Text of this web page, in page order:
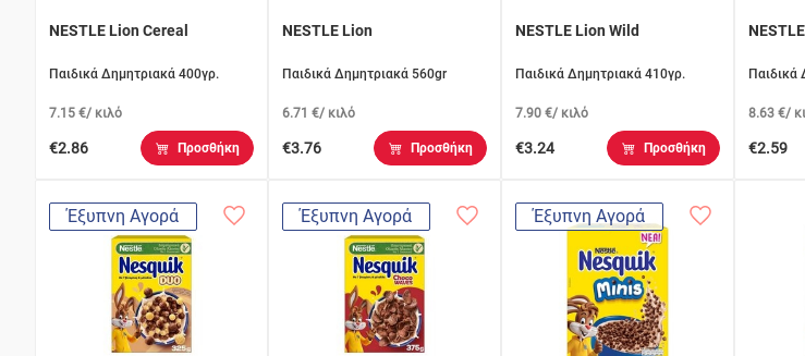
NESTLE Lion Cereal
Παιδικά Δημητριακά 400γρ.
7.15 €/ κιλό
€2.86 Προσθήκη
NESTLE Lion
Παιδικά Δημητριακά 560gr
6.71 €/ κιλό
€3.76 Προσθήκη
NESTLE Lion Wild
Παιδικά Δημητριακά 410γρ.
7.90 €/ κιλό
€3.24 Προσθήκη
Παιδικά
8.63 €/
€2.59
Έξυπνη Αγορά Έξυπνη Αγορά Έξυπνη Αγορά